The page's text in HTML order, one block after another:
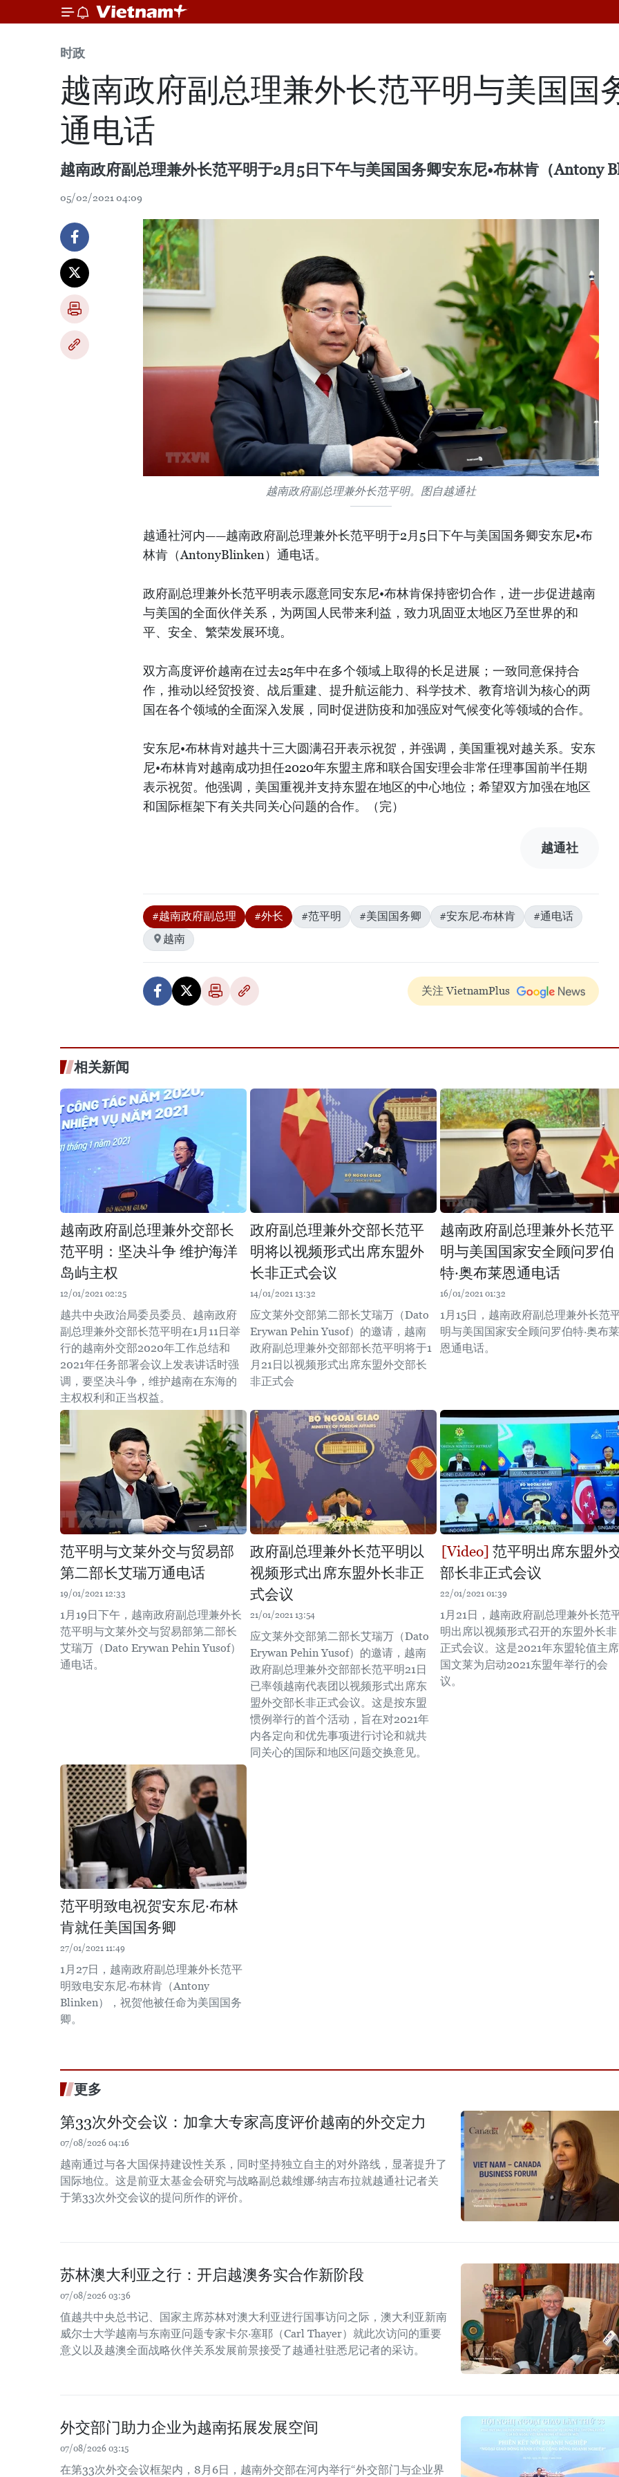
时政
越南政府副总理兼外长范平明与美国国
通电话
越南政府副总理兼外长范平明于2月5日下午与美国国务卿安东尼•布林肯（Antony
05/02/2021 04:09
越南政府副总理兼外长范平明。图自越通社
越通社河内——越南政府副总理兼外长范平明于2月5日下午与美国国务卿安东尼•布
林肯（AntonyBlinken）通电话。
政府副总理兼外长范平明表示愿意同安东尼•布林肯保持密切合作，进一步促进越南
与美国的全面伙伴关系，为两国人民带来利益，致力巩固亚太地区乃至世界的和
平、安全、繁荣发展环境。
双方高度评价越南在过去25年中在多个领域上取得的长足进展；一致同意保持合
作，推动以经贸投资、战后重建、提升航运能力、科学技术、教育培训为核心的两
国在各个领域的全面深入发展，同时促进防疫和加强应对气候变化等领域的合作。
安东尼•布林肯对越共十三大圆满召开表示祝贺，并强调，美国重视对越关系。安东
尼•布林肯对越南成功担任2020年东盟主席和联合国安理会非常任理事国前半任期
表示祝贺。他强调，美国重视并支持东盟在地区的中心地位；希望双方加强在地区
和国际框架下有关共同关心问题的合作。（完）
越通社
#越南政府副总理 #外长 #范平明 #美国国务卿 #安东尼·布林肯
#通电话
越南
关注 VietnamPlus
相关新闻
越南政府副总理兼外交部长
范平明：坚决斗争 维护海洋
岛屿主权
12/01/2021 02:25
越共中央政治局委员委员、越南政府
副总理兼外交部长范平明在1月11日举
行的越南外交部2020年工作总结和
2021年任务部署会议上发表讲话时强
调，要坚决斗争，维护越南在东海的
主权权利和正当权益。
政府副总理兼外交部长范平
明将以视频形式出席东盟外
长非正式会议
14/01/2021 13:32
应文莱外交部第二部长艾瑞万（Dato
Erywan Pehin Yusof）的邀请，越南
政府副总理兼外交部部长范平明将于1
月21日以视频形式出席东盟外交部长
非正式会
越南政府副总理兼外长范平
明与美国国家安全顾问罗伯
特·奥布莱恩通电话
16/01/2021 01:32
1月15日，越南政府副总理兼外长范
明与美国国家安全顾问罗伯特·奥布莱
恩通电话。
范平明与文莱外交与贸易部
第二部长艾瑞万通电话
19/01/2021 12:33
1月19日下午，越南政府副总理兼外长
范平明与文莱外交与贸易部第二部长
艾瑞万（Dato Erywan Pehin Yusof）
通电话。
政府副总理兼外长范平明以
视频形式出席东盟外长非正
式会议
21/01/2021 13:54
应文莱外交部第二部长艾瑞万（Dato
Erywan Pehin Yusof）的邀请，越南
政府副总理兼外交部部长范平明21日
已率领越南代表团以视频形式出席东
盟外交部长非正式会议。这是按东盟
惯例举行的首个活动，旨在对2021年
内各定向和优先事项进行讨论和就共
同关心的国际和地区问题交换意见。
范平明出席东盟外
部长非正式会议
22/01/2021 01:39
1月21日，越南政府副总理兼外长范
明出席以视频形式召开的东盟外长非
正式会议。这是2021年东盟轮值主席
国文莱为启动2021东盟年举行的会
议。
范平明致电祝贺安东尼·布林
肯就任美国国务卿
27/01/2021 11:49
1月27日，越南政府副总理兼外长范平
明致电安东尼·布林肯（Antony
Blinken），祝贺他被任命为美国国务
卿。
更多
第33次外交会议：加拿大专家高度评价越南的外交定力
07/08/2026 04:16
越南通过与各大国保持建设性关系，同时坚持独立自主的对外路线，显著提升了
国际地位。这是前亚太基金会研究与战略副总裁维娜·纳吉布拉就越通社记者关
于第33次外交会议的提问所作的评价。
苏林澳大利亚之行：开启越澳务实合作新阶段
07/08/2026 03:36
值越共中央总书记、国家主席苏林对澳大利亚进行国事访问之际，澳大利亚新南
威尔士大学越南与东南亚问题专家卡尔·塞耶（Carl Thayer）就此次访问的重要
意义以及越澳全面战略伙伴关系发展前景接受了越通社驻悉尼记者的采访。
外交部门助力企业为越南拓展发展空间
07/08/2026 03:15
在第33次外交会议框架内，8月6日，越南外交部在河内举行“外交部门与企业界